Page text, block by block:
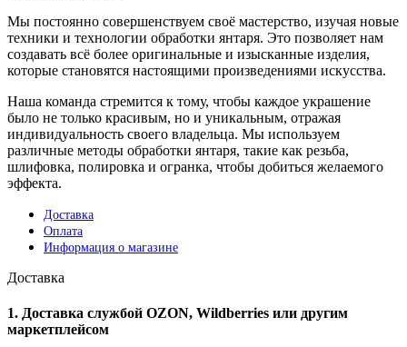
Мы постоянно совершенствуем своё мастерство, изучая новые
техники и технологии обработки янтаря. Это позволяет нам
создавать всё более оригинальные и изысканные изделия,
которые становятся настоящими произведениями искусства.
Наша команда стремится к тому, чтобы каждое украшение
было не только красивым, но и уникальным, отражая
индивидуальность своего владельца. Мы используем
различные методы обработки янтаря, такие как резьба,
шлифовка, полировка и огранка, чтобы добиться желаемого
эффекта.
Доставка
Оплата
Информация о магазине
Доставка
1. Доставка службой OZON, Wildberries или другим
маркетплейсом